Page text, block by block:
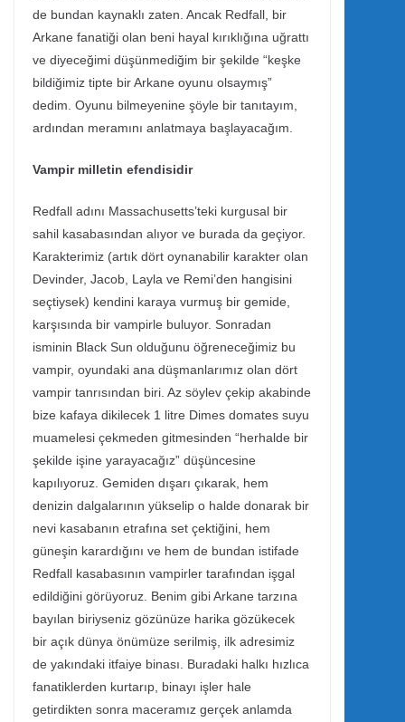
de bundan kaynaklı zaten. Ancak Redfall, bir
Arkane fanatiği olan beni hayal kırıklığına uğrattı
ve diyeceğimi düşünmediğim bir şekilde “keşke
bildiğimiz tipte bir Arkane oyunu olsaymış”
dedim. Oyunu bilmeyenine şöyle bir tanıtayım,
ardından meramını anlatmaya başlayacağım.
Vampir milletin efendisidir
Redfall adını Massachusetts’teki kurgusal bir
sahil kasabasından alıyor ve burada da geçiyor.
Karakterimiz (artık dört oynanabilir karakter olan
Devinder, Jacob, Layla ve Remi’den hangisini
seçtiysek) kendini karaya vurmuş bir gemide,
karşısında bir vampirle buluyor. Sonradan
isminin Black Sun olduğunu öğreneceğimiz bu
vampir, oyundaki ana düşmanlarımız olan dört
vampir tanrısından biri. Az söylev çekip akabinde
bize kafaya dikilecek 1 litre Dimes domates suyu
muamelesi çekmeden gitmesinden “herhalde bir
şekilde işine yarayacağız” düşüncesine
kapılıyoruz. Gemiden dışarı çıkarak, hem
denizin dalgalarının yükselip o halde donarak bir
nevi kasabanın etrafına set çektiğini, hem
güneşin karardığını ve hem de bundan istifade
Redfall kasabasının vampirler tarafından işgal
edildiğini görüyoruz. Benim gibi Arkane tarzına
bayılan biriyseniz gözünüze harika gözükecek
bir açık dünya önümüze serilmiş, ilk adresimiz
de yakındaki itfaiye binası. Buradaki halkı hızlıca
fanatiklerden kurtarıp, binayı işler hale
getirdikten sonra maceramız gerçek anlamda